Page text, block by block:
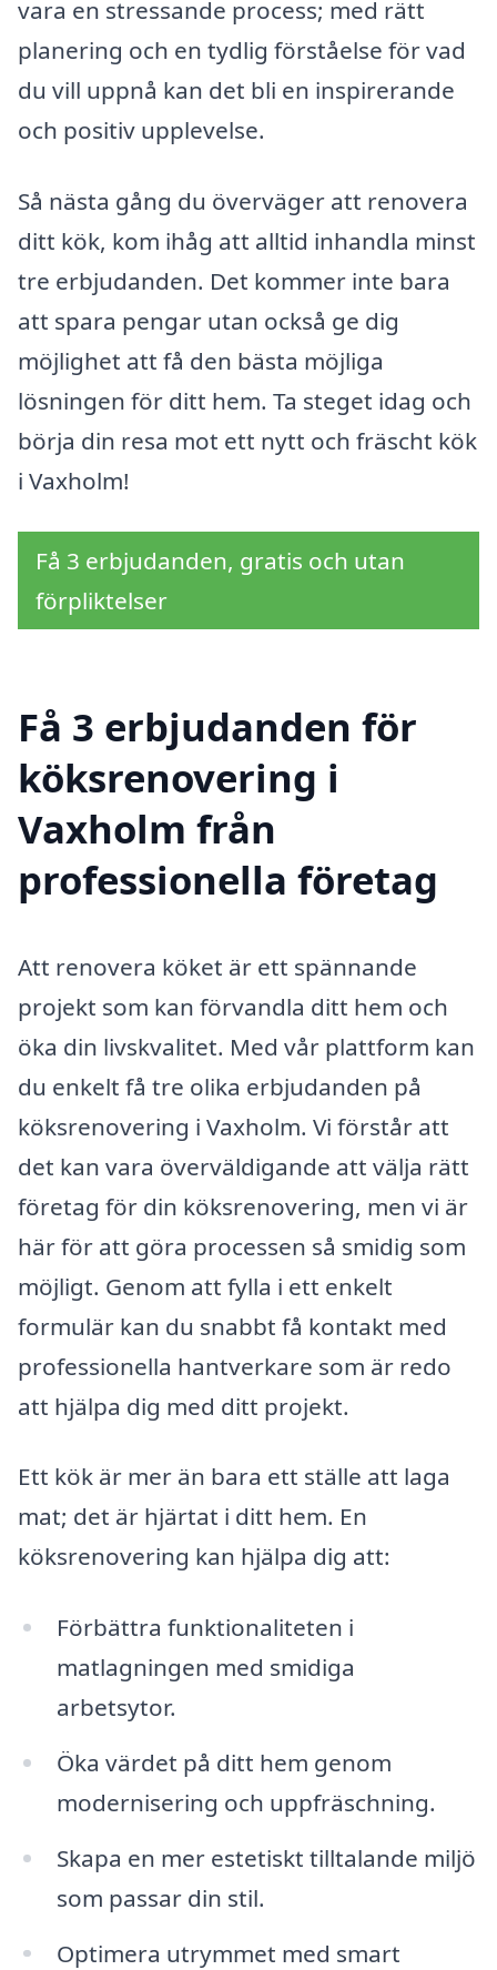
vara en stressande process; med rätt
planering och en tydlig förståelse för vad
du vill uppnå kan det bli en inspirerande
och positiv upplevelse.
Så nästa gång du överväger att renovera
ditt kök, kom ihåg att alltid inhandla minst
tre erbjudanden. Det kommer inte bara
att spara pengar utan också ge dig
möjlighet att få den bästa möjliga
lösningen för ditt hem. Ta steget idag och
börja din resa mot ett nytt och fräscht kök
i Vaxholm!
Få 3 erbjudanden, gratis och utan
förpliktelser
Få 3 erbjudanden för
köksrenovering i
Vaxholm från
professionella företag
Att renovera köket är ett spännande
projekt som kan förvandla ditt hem och
öka din livskvalitet. Med vår plattform kan
du enkelt få tre olika erbjudanden på
köksrenovering i Vaxholm. Vi förstår att
det kan vara överväldigande att välja rätt
företag för din köksrenovering, men vi är
här för att göra processen så smidig som
möjligt. Genom att fylla i ett enkelt
formulär kan du snabbt få kontakt med
professionella hantverkare som är redo
att hjälpa dig med ditt projekt.
Ett kök är mer än bara ett ställe att laga
mat; det är hjärtat i ditt hem. En
köksrenovering kan hjälpa dig att:
Förbättra funktionaliteten i
matlagningen med smidiga
arbetsytor.
Öka värdet på ditt hem genom
modernisering och uppfräschning.
Skapa en mer estetiskt tilltalande miljö
som passar din stil.
Optimera utrymmet med smart